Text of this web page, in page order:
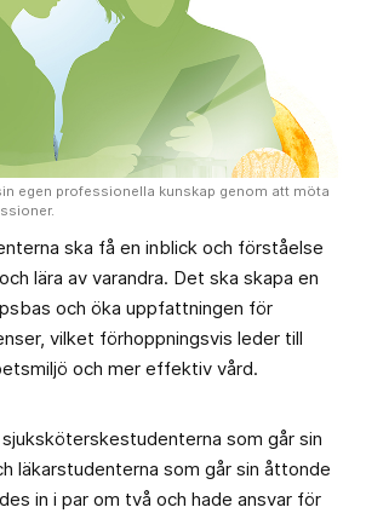
egen professionella kunskap genom att möta
ska få en inblick och förståelse
lära av varandra. Det ska skapa en
och öka uppfattningen för
vilket förhoppningsvis leder till
och mer effektiv vård.
som går sin
läkarstudenterna som går sin åttonde
in i par om två och hade ansvar för